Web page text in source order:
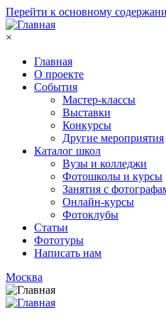
Перейти к основному
×
Главная
О проекте
События
Мастер-классы
Выставки
Конкурсы
Другие мероприятия
Каталог школ
Вузы и колледжи
Фотошколы и курсы
Занятия с
Онлайн-курсы
Фотоклубы
Статьи
Фототуры
Написать нам
Москва